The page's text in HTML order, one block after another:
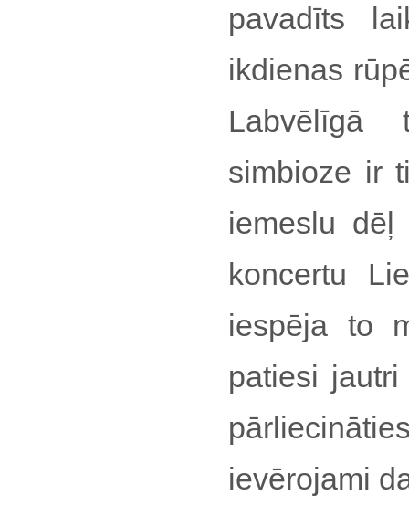
pavadīts
ikdienas
simbioze ir
iemeslu
koncertu
iespēja to
patiesi
ievērojami